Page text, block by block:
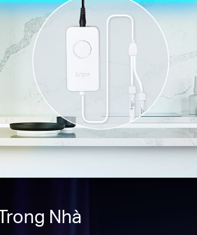
Nhà